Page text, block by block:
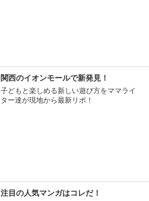
関西のイオンモールで新発見！
子どもと楽しめる新しい遊び方をママライ
ター達が現地から最新リポ！
注目の人気マンガはコレだ！